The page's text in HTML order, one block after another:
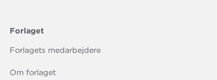
Forlaget
Forlagets medarbejdere
Om forlaget